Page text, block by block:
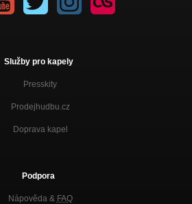
Služby pro kapely
Presskity
Prodejhudbu.cz
Doprava kapel
Podpora
Nápověda & FAQ